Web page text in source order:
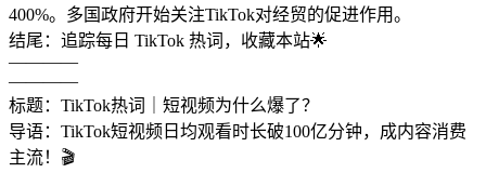
400%。多国政府开始关注TikTok对经贸的促进作用。
结尾：追踪每日 TikTok 热词，收藏本站🌟
————
————
标题：TikTok热词｜短视频为什么爆了？
导语：TikTok短视频日均观看时长破100亿分钟，成内容消费
主流！🎬